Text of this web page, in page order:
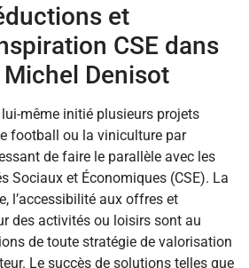
et
CSE dans
Denisot
même initié plusieurs projets
football ou la viniculture par
de faire le parallèle avec les
Sociaux et Économiques (CSE). La
l’accessibilité aux offres et
des activités ou loisirs sont au
de toute stratégie de valorisation
Le succès de solutions telles que